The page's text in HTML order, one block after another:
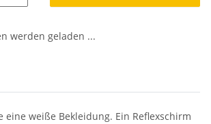
werden geladen ...
eine weiße Bekleidung. Ein Reflexschirm